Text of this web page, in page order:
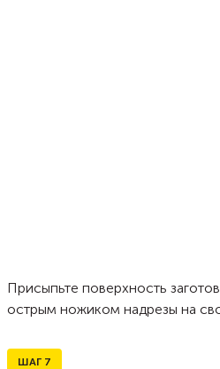
Присыпьте поверхность
острым ножиком надрезы на
ШАГ 7